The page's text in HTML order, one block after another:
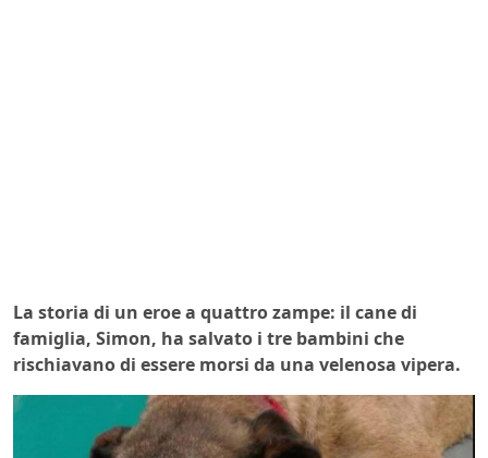
La storia di un eroe a quattro zampe: il cane di
famiglia, Simon, ha salvato i tre bambini che
rischiavano di essere morsi da una velenosa vipera.